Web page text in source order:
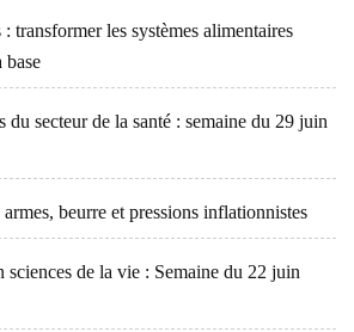
transformer les systèmes alimentaires
base
du secteur de la santé : semaine du 29 juin
beurre et pressions inflationnistes
sciences de la vie : Semaine du 22 juin